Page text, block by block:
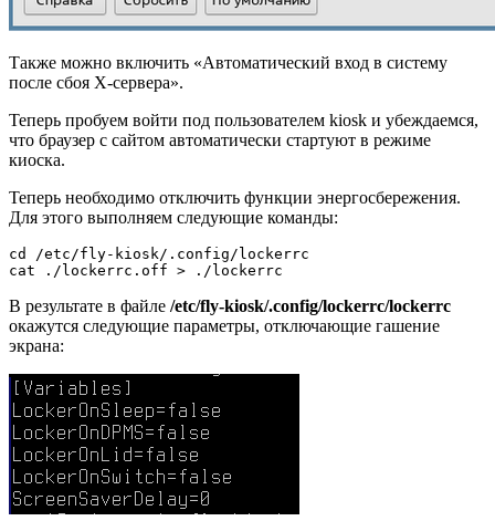
Также можно включить «Автоматический вход в систему
после сбоя X-сервера».
Теперь пробуем войти под пользователем kiosk и убеждаемся,
что браузер с сайтом автоматически стартуют в режиме
киоска.
Теперь необходимо отключить функции энергосбережения.
Для этого выполняем следующие команды:
cd /etc/fly-kiosk/.config/lockerrc
cat ./lockerrc.off > ./lockerrc
В результате в файле /etc/fly-kiosk/.config/lockerrc/lockerrc
окажутся следующие параметры, отключающие гашение
экрана: